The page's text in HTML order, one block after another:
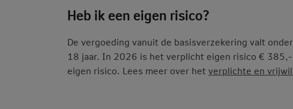
Heb ik een eigen risico?
De vergoeding vanuit de basisverzekering valt
18 jaar. In 2026 is het verplicht eigen risico € 385,-
eigen risico. Lees meer over het verplichte en